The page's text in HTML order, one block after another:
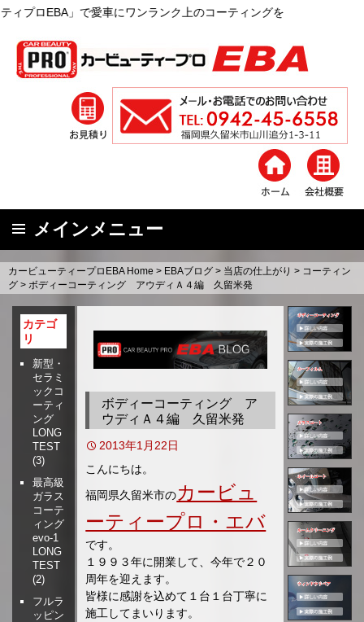
で愛車にワンランク上のコーティングを
メインメニュー
コ
ン
カービューティープロEBA Home > EBAブログ > 当店の仕上がり > コーティン
グ > ボディーコーティング アウディＡ４編 久留米発
ボディーコーティング ア
ウディＡ４編 久留米発
2013年1月22日
こんにちは。
福岡県久留米市のカービュ
ーティープロ・エバ
です。
１９９３年に開業して、今年で２０
周年を迎えます。
皆様に感謝を込めて１台１台丁寧に
施工してまいります。
カテゴ
リ
新型・
セラミ
ックコ
ーティ
ング
LONG
TEST
(3)
最高級
ガラス
コーテ
ィング
evo-1
LONG
TEST
(2)
フルラ
ッピン